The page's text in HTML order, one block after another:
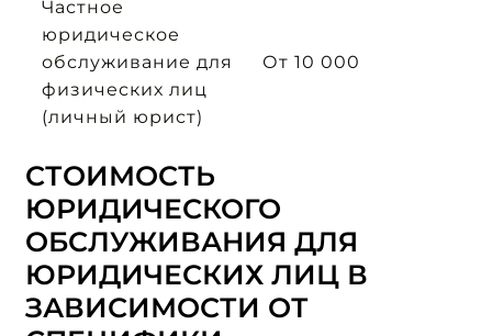
Частное
юридическое
обслуживание для
физических лиц
(личный юрист)
От 10 000
СТОИМОСТЬ
ЮРИДИЧЕСКОГО
ОБСЛУЖИВАНИЯ ДЛЯ
ЮРИДИЧЕСКИХ ЛИЦ В
ЗАВИСИМОСТИ ОТ